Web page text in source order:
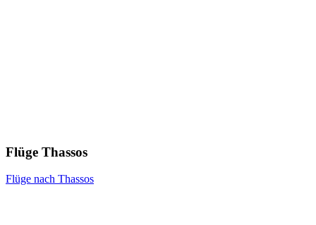
Flüge Thassos
Flüge nach Thassos